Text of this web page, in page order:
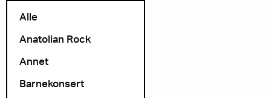
Alle
Anatolian Rock
Annet
Barnekonsert
Måned